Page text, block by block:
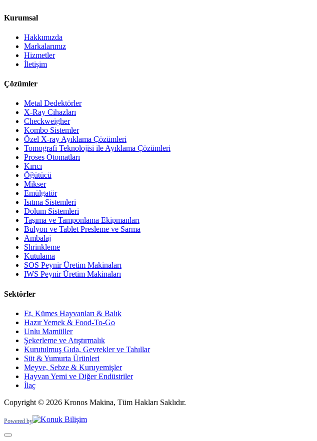
Kurumsal
Hakkımızda
Markalarımız
Hizmetler
İletişim
Çözümler
Metal Dedektörler
X-Ray Cihazları
Checkweigher
Kombo Sistemler
Özel X-ray Ayıklama Çözümleri
Tomografi Teknolojisi ile Ayıklama Çözümleri
Proses Otomatları
Kırıcı
Öğütücü
Mikser
Emülgatör
Isıtma Sistemleri
Dolum Sistemleri
Taşıma ve Tamponlama Ekipmanları
Bulyon ve Tablet Presleme ve Sarma
Ambalaj
Shrinkleme
Kutulama
SOS Peynir Üretim Makinaları
IWS Peynir Üretim Makinaları
Sektörler
Et, Kümes Hayvanları & Balık
Hazır Yemek & Food-To-Go
Unlu Mamüller
Şekerleme ve Atıştırmalık
Kurutulmuş Gıda, Gevrekler ve Tahıllar
Süt & Yumurta Ürünleri
Meyve, Sebze & Kuruyemişler
Hayvan Yemi ve Diğer Endüstriler
İlaç
Copyright © 2026 Kronos Makina, Tüm Hakları Saklıdır.
Powered by